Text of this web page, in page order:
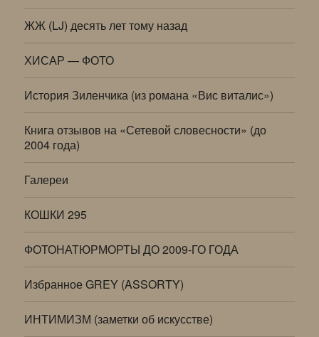
ЖЖ (LJ) десять лет тому назад
ХИСАР — ФОТО
История Зиленчика (из романа «Вис виталис»)
Книга отзывов на «Сетевой словесности» (до
2004 года)
Галереи
КОШКИ 295
ФОТОНАТЮРМОРТЫ ДО 2009-ГО ГОДА
Избранное GREY (ASSORTY)
ИНТИМИЗМ (заметки об искусстве)